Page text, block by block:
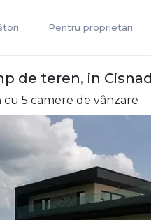
Pentru proprietari
de teren, in
cu 5 camere de vânzare